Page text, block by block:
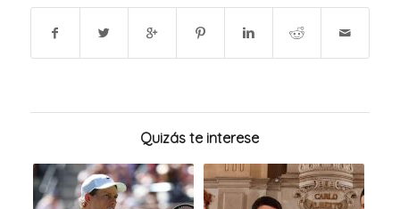
Quizás te interese